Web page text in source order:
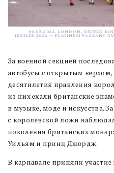
06.05.2022. LONDON, UNITED
JUBILEE 2022 — PLATINUM PAGEANT
За военной секцией
автобусы с открытым
десятилетия правления
из них ехали британские
в музыке, моде и искусства.
с королевской ложи
поколения британских
Уильям и принц Джордж.
В карнавале приняли